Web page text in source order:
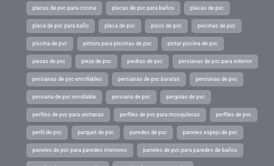
placas de pvc para cocina placas de pvc para baños placas de pvc
placa de pvc para baño placa de pvc pisos de pvc piscinas de pvc
piscina de pvc pintura para piscinas de pvc pintar piscina de pvc
piezas de pvc pieza de pvc piedras de pvc persianas de pvc para exterior
persianas de pvc enrollables persianas de pvc baratas persianas de pvc
persiana de pvc enrollable persiana de pvc pergolas de pvc
perfiles de pvc para ventanas perfiles de pvc para mosquiteras perfiles de pvc
perfil de pvc parquet de pvc paredes de pvc paneles espejo de pvc
paneles de pvc para paredes interiores paneles de pvc para paredes de baños